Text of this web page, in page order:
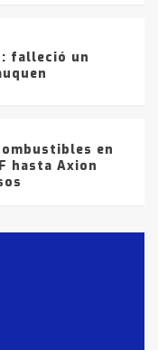
falleció un
en
hasta Axion